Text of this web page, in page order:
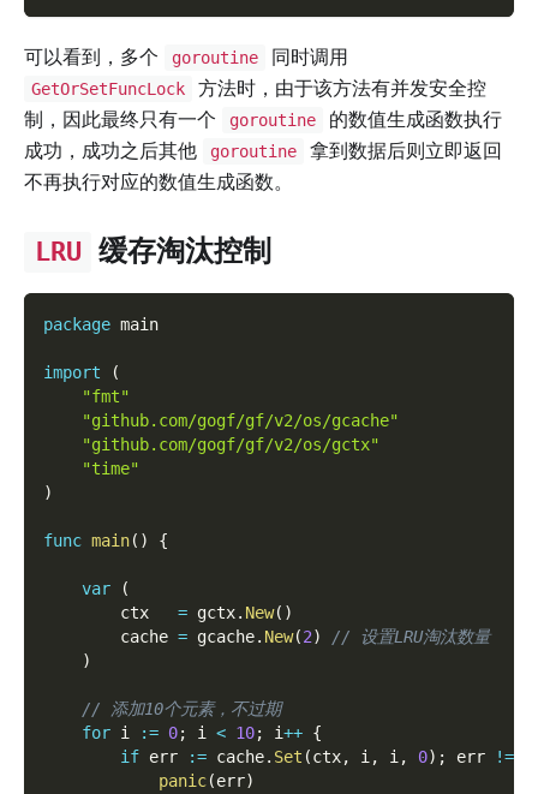
可以看到，多个 goroutine 同时调用
GetOrSetFuncLock
方法时，由于该方法有并发安全控
制，因此最终只有一个
goroutine
的数值生成函数执行
成功，成功之后其他
goroutine
拿到数据后则立即返回
不再执行对应的数值生成函数。
LRU 缓存淘汰控制
package main
import
(
"fmt"
"github.com/gogf/gf/v2/os/gcache"
"github.com/gogf/gf/v2/os/gctx"
"time"
)
func main( ) {
var
(
        ctx
= gctx. New( )
        cache
= gcache. New(2)
// 设置LRU淘汰数量
)
// 添加10个元素，不过期
for i := 0; i < 10; i++ {
if err := cache. Set (ctx, i , i , 0) ; err !=
panic(err)